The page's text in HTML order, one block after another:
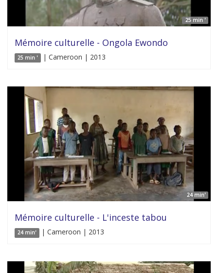
25 min '
Mémoire culturelle - Ongola Ewondo
25 min ' | Cameroon | 2013
24 min'
Mémoire culturelle - L'inceste tabou
24 min' | Cameroon | 2013